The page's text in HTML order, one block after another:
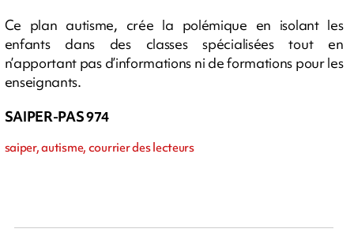
Ce plan autisme, crée la polémique en isolant les
enfants dans des classes spécialisées tout en
n’apportant pas d’informations ni de formations pour les
enseignants.
SAIPER-PAS 974
saiper, autisme, courrier des lecteurs